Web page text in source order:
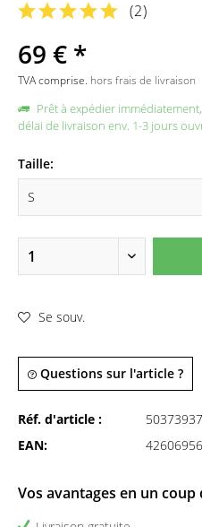
(2)
69 € *
TVA comprise. hors frais de livraison
Prêt à expédier immédiatement,
délai de livraison env. 1-3 jours
Taille:
Se souv.
Questions sur l'article ?
Réf. d'article :
50373937
EAN:
Vos avantages en un